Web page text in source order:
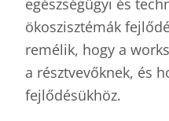
ökoszisztémák
remélik, hogy a
a résztvevőknek, és
fejlődésükhöz.